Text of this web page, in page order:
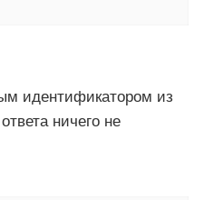
идентификатором из
ничего не